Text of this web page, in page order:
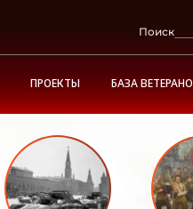
Поиск
ПРОЕКТЫ БАЗА